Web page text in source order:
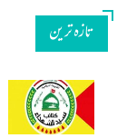
تازه ترین